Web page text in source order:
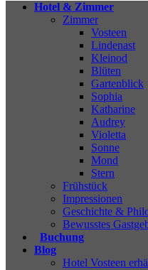
Hotel & Zimmer
Zimmer
Vosteen
Lindenast
Kleinod
Blüten
Gartenblick
Sophia
Katharine
Audrey
Violetta
Sonne
Mond
Stern
Frühstück
Impressionen
Geschichte &
Bewusstes
Buchung
Blog
Hotel Vosteen